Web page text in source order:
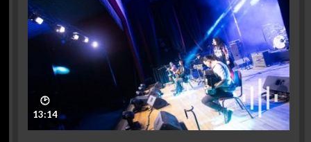
🕑
13:14